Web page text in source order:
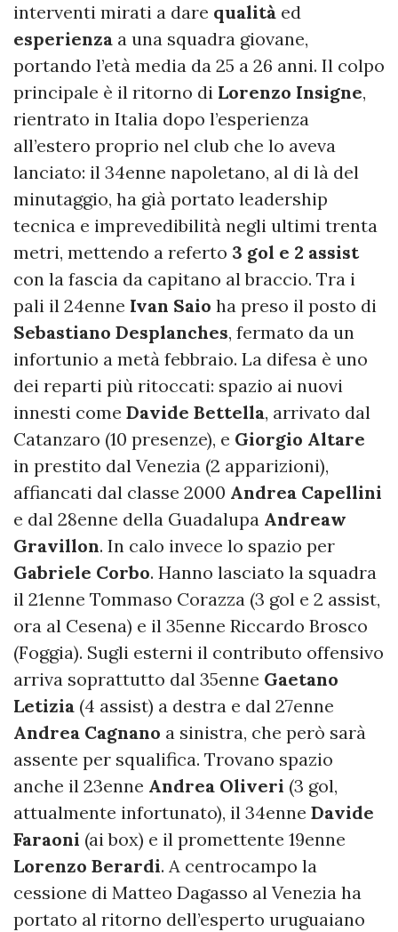
interventi mirati a dare qualità ed
esperienza a una squadra giovane,
portando l’età media da 25 a 26 anni. Il colpo
principale è il ritorno di Lorenzo Insigne,
rientrato in Italia dopo l’esperienza
all’estero proprio nel club che lo aveva
lanciato: il 34enne napoletano, al di là del
minutaggio, ha già portato leadership
tecnica e imprevedibilità negli ultimi trenta
metri, mettendo a referto 3 gol e 2 assist
con la fascia da capitano al braccio. Tra i
pali il 24enne Ivan Saio ha preso il posto di
Sebastiano Desplanches, fermato da un
infortunio a metà febbraio. La difesa è uno
dei reparti più ritoccati: spazio ai nuovi
innesti come Davide Bettella, arrivato dal
Catanzaro (10 presenze), e Giorgio Altare
in prestito dal Venezia (2 apparizioni),
affiancati dal classe 2000 Andrea Capellini
e dal 28enne della Guadalupa Andreaw
Gravillon. In calo invece lo spazio per
Gabriele Corbo. Hanno lasciato la squadra
il 21enne Tommaso Corazza (3 gol e 2 assist,
ora al Cesena) e il 35enne Riccardo Brosco
(Foggia). Sugli esterni il contributo offensivo
arriva soprattutto dal 35enne Gaetano
Letizia (4 assist) a destra e dal 27enne
Andrea Cagnano a sinistra, che però sarà
assente per squalifica. Trovano spazio
anche il 23enne Andrea Oliveri (3 gol,
attualmente infortunato), il 34enne Davide
Faraoni (ai box) e il promettente 19enne
Lorenzo Berardi. A centrocampo la
cessione di Matteo Dagasso al Venezia ha
portato al ritorno dell’esperto uruguaiano